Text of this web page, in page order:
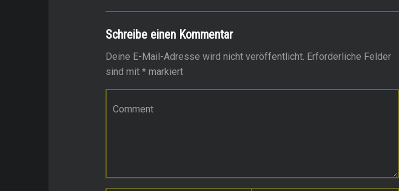
Schreibe einen Kommentar
Deine E-Mail-Adresse wird nicht veröffentlicht. Erforderliche Felder
sind mit* markiert